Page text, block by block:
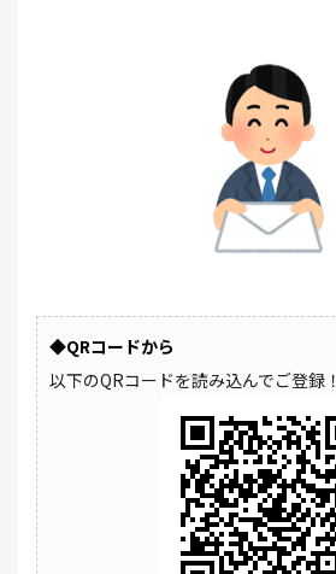
◆QRコードから
以下のQRコードを読み込んでご登録！